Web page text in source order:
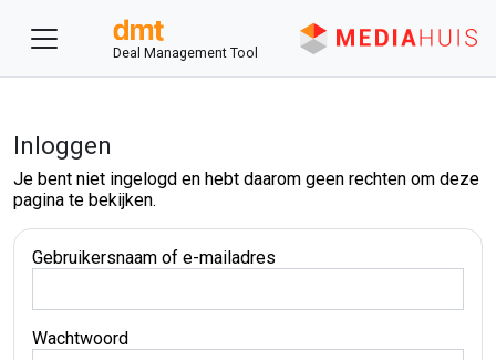
Deal Management Tool
Inloggen
Je bent niet ingelogd en hebt daarom geen rechten om deze
pagina te bekijken.
Gebruikersnaam of e-mailadres
Wachtwoord